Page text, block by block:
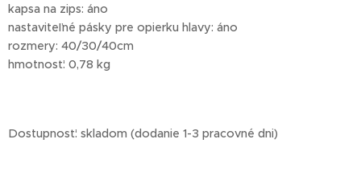
kapsa na zips: áno
nastaviteľné pásky pre opierku hlavy: áno
rozmery: 40/30/40cm
hmotnosť: 0,78 kg
Dostupnosť: skladom (dodanie 1-3 pracovné dni)